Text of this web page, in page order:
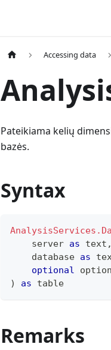
Accessing data
Pateikiama kelių
bazės.
Syntax
    server
as text ,
    database
as
optional
)
as table
Remarks